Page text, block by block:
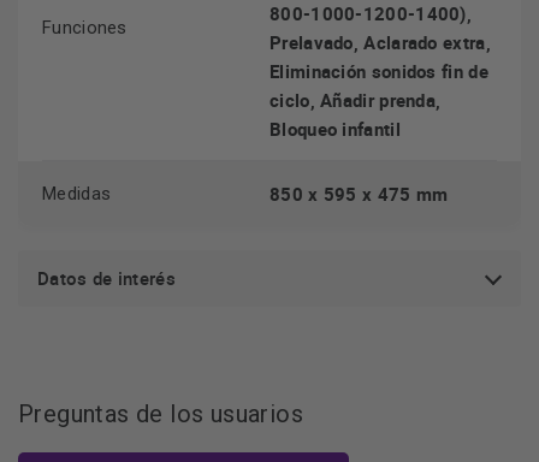
Funciones
800-1000-1200-1400),
Prelavado, Aclarado extra,
Eliminación sonidos fin de
ciclo, Añadir prenda,
Bloqueo infantil
Medidas 850 x 595 x 475 mm
Datos de interés
Preguntas de los usuarios